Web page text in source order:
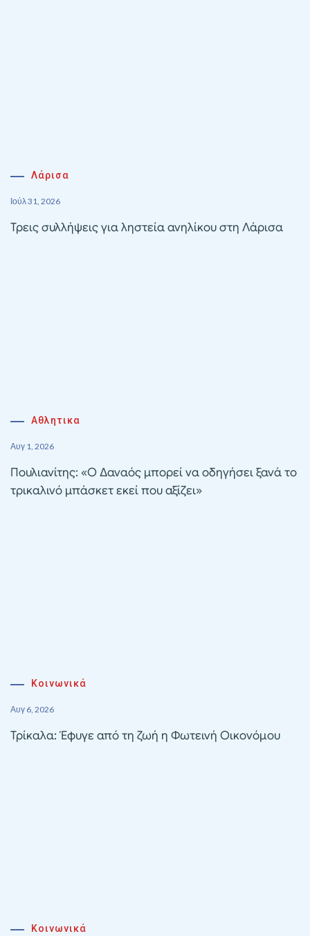
Λάρισα
Ιούλ 31, 2026
Τρεις συλλήψεις για ληστεία ανηλίκου στη Λάρισα
Αθλητικα
Αυγ 1, 2026
Πουλιανίτης: «Ο Δαναός μπορεί να οδηγήσει ξανά το
τρικαλινό μπάσκετ εκεί που αξίζει»
Κοινωνικά
Αυγ 6, 2026
Τρίκαλα: Έφυγε από τη ζωή η Φωτεινή Οικονόμου
Κοινωνικά